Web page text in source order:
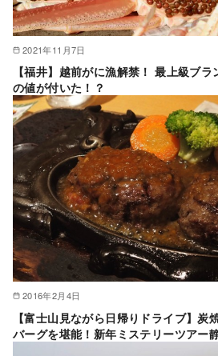
2021年11月7日
【福井】越前がに漁解禁！ 最上級ブ
の値が付いた！？
2016年2月4日
【富士山見ながら日帰りドライブ】炭
バーグを堪能！新年ミステリーツアー